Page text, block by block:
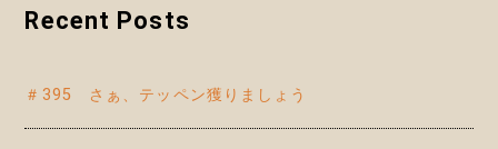
Recent Posts
＃395 さぁ、テッペン獲りましょう